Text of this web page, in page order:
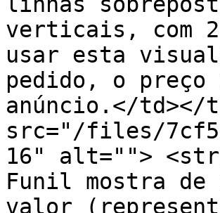
verticais, com
usar esta
pedido, o
anúncio.</td></
src="/files/
16" alt="">
Funil mostra de
valor